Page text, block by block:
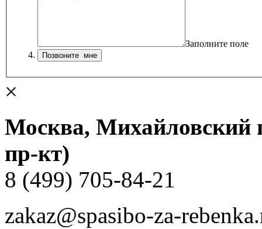
Заполните поле
×
Москва, Михайловский
пр-кт)
8 (499) 705-84-21
zakaz@spasibo-za-